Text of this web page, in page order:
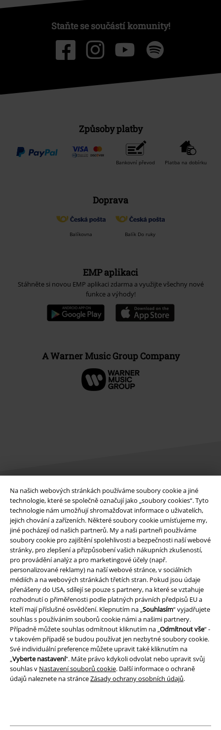
Na našich webových stránkách používáme soubory cookie a jiné
technologie, které se společně označují jako „soubory cookies“. Tyto
technologie nám umožňují shromažďovat informace o uživatelích,
jejich chování a zařízeních. Některé soubory cookie umísťujeme my,
jiné pocházejí od našich partnerů. My a naši partneři používáme
soubory cookie pro zajištění spolehlivosti a bezpečnosti naší webové
stránky, pro zlepšení a přizpůsobení vašich nákupních zkušeností,
pro provádění analýz a pro marketingové účely (např.
personalizované reklamy) na naší webové stránce, v sociálních
médiích a na webových stránkách třetích stran. Pokud jsou údaje
přenášeny do USA, sdílejí se pouze s partnery, na které se vztahuje
rozhodnutí o přiměřenosti podle platných právních předpisů EU a
kteří mají příslušné osvědčení. Klepnutím na „Souhlasím“ vyjadřujete
souhlas s používáním souborů cookie námi a našimi partnery.
Případně můžete souhlas odmítnout kliknutím na „Odmítnout vše“ -
v takovém případě se budou používat jen nezbytné soubory cookie.
Své individuální preference můžete upravit také kliknutím na
„Vyberte nastavení“. Máte právo kdykoli odvolat nebo upravit svůj
souhlas v Nastavení souborů cookie. Další informace o ochraně
údajů naleznete na stránceZásady ochrany osobních údajů.
Staňte se součástí komunity!
Způsoby platby
Bankovní převod Platba na dobírku
Doprava
Balíkovna Balík Do ruky
EMP aplikaci
Stáhněte si novou EMP aplikaci zdarma a využijte všechny nové
funkce a výhody!
A Warner Music Group Company
Právní informace
Podmínky
Prohlášení
Ochrana osobních údajů
Likvidace odpadu a ochrana životního prostředí
Prohlášení o shodě
Informace o přístupnosti
Nastavení souborů cookie
Odstoupení od smlouvy